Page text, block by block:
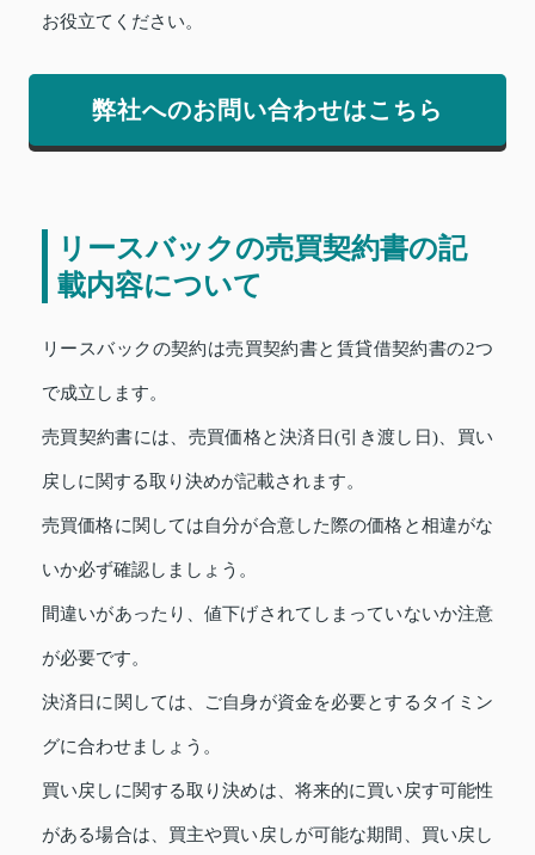
お役立てください。
弊社へのお問い合わせはこちら
リースバックの売買契約書の記
載内容について
リースバックの契約は売買契約書と賃貸借契約書の2つ
で成立します。
売買契約書には、売買価格と決済日(引き渡し日)、買い
戻しに関する取り決めが記載されます。
売買価格に関しては自分が合意した際の価格と相違がな
いか必ず確認しましょう。
間違いがあったり、値下げされてしまっていないか注意
が必要です。
決済日に関しては、ご自身が資金を必要とするタイミン
グに合わせましょう。
買い戻しに関する取り決めは、将来的に買い戻す可能性
がある場合は、買主や買い戻しが可能な期間、買い戻し